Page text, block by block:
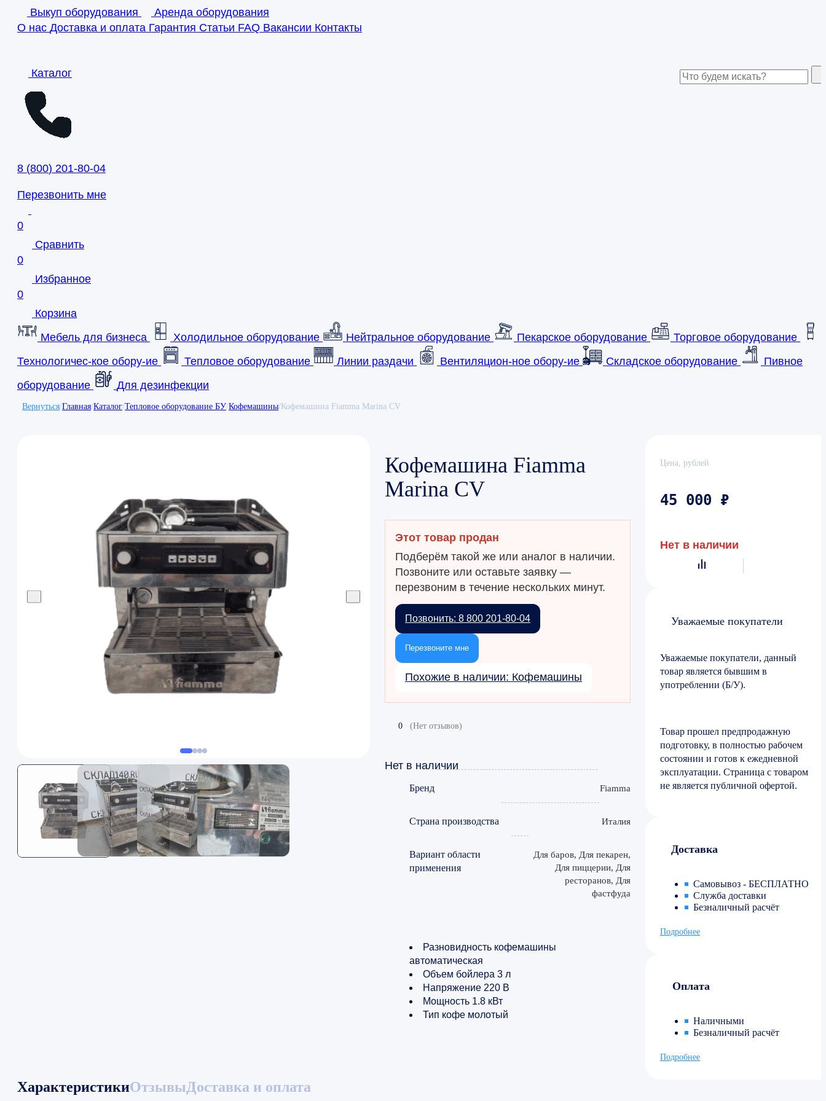
Выкуп оборудования
Аренда оборудования
О нас Доставка и оплата Гарантия Статьи FAQ Вакансии Контакты
Каталог
8 (800) 201-80-04
Перезвонить мне
0
Сравнить
0
Избранное
0
Корзина
Мебель для бизнеса
Холодильное оборудование Нейтральное оборудование Пекарское оборудование
Торговое оборудование
Технологичес-кое обору-ие
Тепловое оборудование Линии раздачи Вентиляцион-ное обору-ие Складское оборудование
Пивное
оборудование
Для дезинфекции
Вернуться/Главная/Каталог/Тепловое оборудование БУ/Кофемашины/ Кофемашина Fiamma Marina CV
Кофемашина Fiamma
Marina CV
Этот товар продан
Подберём такой же или аналог в наличии.
Позвоните или оставьте заявку —
перезвоним в течение нескольких минут.
Позвонить: 8 800 201-80-04
Перезвоните мне
Похожие в наличии: Кофемашины
0 (Нет отзывов)
Нет в наличии
Бренд Fiamma
Страна производства Италия
Вариант области
применения
Для баров, Для пекарен,
Для пиццерии, Для
ресторанов, Для
фастфуда
Разновидность кофемашины
автоматическая
Объем бойлера 3 л
Напряжение 220 В
Мощность 1.8 кВт
Тип кофе молотый
ХарактеристикиОтзывыДоставка и оплата
Цена, рублей
45 000 ₽
Нет в наличии
Уважаемые покупатели
Уважаемые покупатели, данный
товар является бывшим в
употреблении (Б/У).
Товар прошел предпродажную
подготовку, в полностью рабочем
состоянии и готов к ежедневной
эксплуатации. Страница с товаром
не является публичной офертой.
Доставка
Самовывоз - БЕСПЛАТНО
Служба доставки
Безналичный расчёт
Подробнее
Оплата
Наличными
Безналичный расчёт
Подробнее